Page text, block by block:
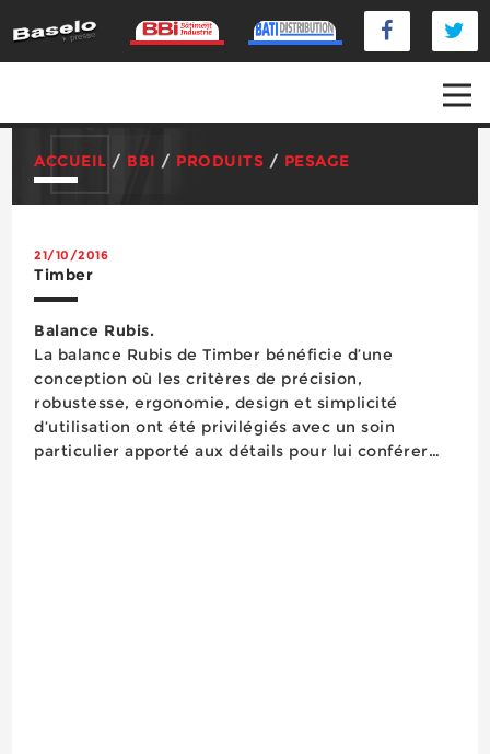
ACCUEIL / BBI / PRODUITS / PESAGE
21/10/2016
Timber
Balance Rubis.
La balance Rubis de Timber bénéficie d’une
conception où les critères de précision,
robustesse, ergonomie, design et simplicité
d’utilisation ont été privilégiés avec un soin
particulier apporté aux détails pour lui conférer